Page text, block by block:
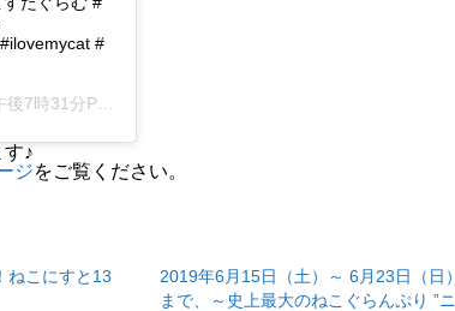
#
7時31分PDT
♪
ジをご覧ください。
ねこにすと13
2019年6月15日（土）～ 6月23日（日）
まで、～史上最大のねこぐらんぷり ”ニ